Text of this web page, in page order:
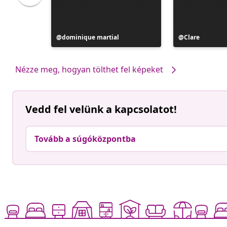
Bejegyzés
közzétevője
dominique martial
Bejegyzés
közzétevője
Clare
Nézze meg, hogyan tölthet fel képeket
Vedd fel velünk a kapcsolatot!
Tovább a súgóközpontba